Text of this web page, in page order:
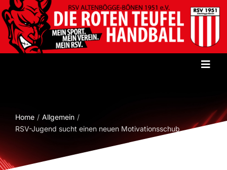
Zum
Inhalt
springen
Verein
Herren
Home
Allgemein
RSV-Jugend sucht einen neuen Motivationsschub